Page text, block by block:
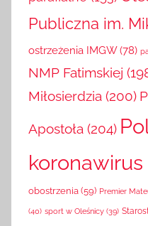
Publiczna im.
ostrzeżenia IMGW (78)
NMP Fatimskiej
Miłosierdzia (200)
Apostoła (204)
koronawirus
obostrzenia(59) Premier
(40) sport w Oleśnicy (39)